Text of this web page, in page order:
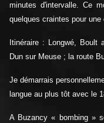
minutes d'intervalle. Ce
quelques craintes pour
Itinéraire : Longwé, Boult
Dun sur Meuse ; la route
Je démarrais
langue au plus tôt avec le
A Buzancy « bombing »